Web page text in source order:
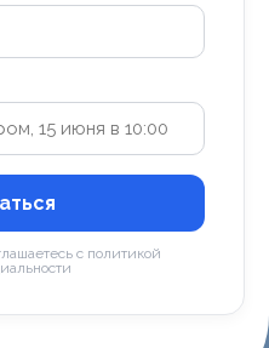
с политикой